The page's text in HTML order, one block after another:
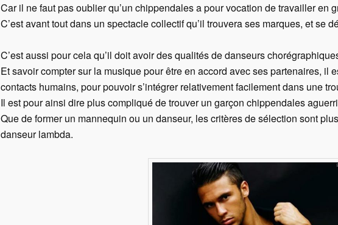
Car il ne faut pas oublier qu’un chippendales a pour vocation de travailler en
C’est avant tout dans un spectacle collectif qu’il trouvera ses marques, et se
C’est aussi pour cela qu’il doit avoir des qualités de danseurs
Et savoir compter sur la musique pour être en accord avec ses partenaires, il
contacts humains, pour pouvoir s’intégrer relativement facilement dans une
Il est pour ainsi dire plus compliqué de trouver un garçon chippendales
Que de former un mannequin ou un danseur, les critères de sélection sont
danseur lambda.